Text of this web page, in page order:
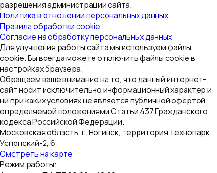
cookie. Вы всегда можете отключить файлы cookie в
настройках браузера.
Обращаем ваше внимание на то, что данный интернет-
сайт носит исключительно информационный характер и
ни при каких условиях не является публичной офертой,
определяемой положениями Статьи 437 Гражданского
кодекса Российской Федерации.
Московская область, г. Ногинск, территория Технопарк
Успенский-2, 6
Смотреть на карте
Режим работы:
Автосалон ПН-ПТ 09:00 — 18:00
СБ-ВС — Выходной
Сервис ПН-ПТ 9:00 — 21:00
СБ-ВС — 10:00 — 21:00
+7 495 532-89-52